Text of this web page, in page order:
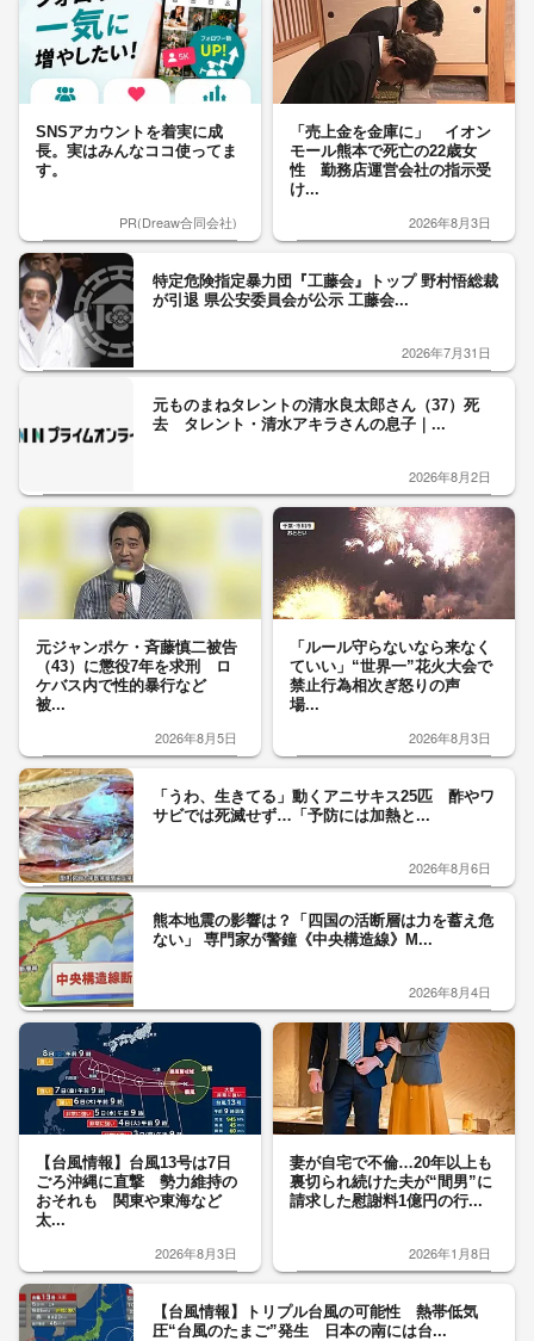
SNSアカウントを着実に成
長。実はみんなココ使ってま
す。
PR(Dreaw合同会社)
「売上金を金庫に」 イオン
モール熊本で死亡の22歳女
性 勤務店運営会社の指示受
け...
2026年8月3日
特定危険指定暴力団『工藤会』トップ 野村悟総裁
が引退 県公安委員会が公示 工藤会...
2026年7月31日
元ものまねタレントの清水良太郎さん（37）死
去 タレント・清水アキラさんの息子｜...
2026年8月2日
元ジャンポケ・斉藤慎二被告
（43）に懲役7年を求刑 ロ
ケバス内で性的暴行など
被...
2026年8月5日
「ルール守らないなら来なく
ていい」“世界一”花火大会で
禁止行為相次ぎ怒りの声
場...
2026年8月3日
「うわ、生きてる」動くアニサキス25匹 酢やワ
サビでは死滅せず…「予防には加熱と...
2026年8月6日
熊本地震の影響は？「四国の活断層は力を蓄え危
ない」 専門家が警鐘《中央構造線》M...
2026年8月4日
【台風情報】台風13号は7日
ごろ沖縄に直撃 勢力維持の
おそれも 関東や東海など
太...
2026年8月3日
妻が自宅で不倫…20年以上も
裏切られ続けた夫が“間男”に
請求した慰謝料1億円の行...
2026年1月8日
【台風情報】トリプル台風の可能性 熱帯低気
圧“台風のたまご”発生 日本の南には台...